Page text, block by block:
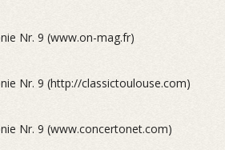
Nr. 9 (www.on-mag.fr)
Nr. 9 (http://classictoulouse.com)
Nr. 9 (www.concertonet.com)